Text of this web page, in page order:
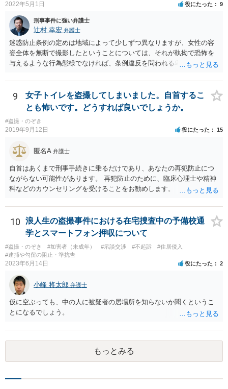
2022年5月1日 役にたった 9
刑事事件に強い弁護士
辻村 幸宏 弁護士
迷惑防止条例の定めは地域によって少しずつ異なりますが、女性の容
姿全体を無断で撮影したということについては、それが執拗で恐怖を
与えるような行為態様でなければ、条例違反を問われる卑猥な言動に
たの行動を不審に思い、車内の防犯カメラ映像が仮に存在するなら、
一応捜査のきっかけにはなると思いますが、現実に立件するかという
と、相当可能性は低いと思われます。警察が動く可能性はかなり低い
ですが、事情聴取までは頭の中では覚悟はしておいた方がよいかと思
います。 ただ、ご自身で大いに反省されているように、女性にとって
知らない男性からカメラを向けられて隠し撮りをされるということは
本当に怖いことですし、陰湿な行動として非難に値する行動です。罪
になるかならないかで変わるものではありません。自分だけが喜べは
よいという考えではなく、相手を尊重する、思いやる気持ちを持つよ
うにすれば、これはしてはいけないな、と事前に判断できるようにな
ると思います。恐れにより意思決定をするとただの我慢になります
が、よりよい行動を選ぶことは自信を高めてくれます。 まだ未成年と
いうことですし、恥ずかしいことを相談する勇気をお持ちの方ですの
で、今後同じようなことは起こさないと思います。 不安を抱えても仕
方ないので、前向きに過ごされることを期待しています。
9
女子トイレを盗撮してしまいました。自首するこ
とも怖いです。どうすれば良いでしょうか。
#盗撮・のぞき
2019年9月12日 役にたった 15
匿名A 弁護士
自首はあくまで刑事手続きに乗るだけであり、あなたの再犯防止につ
ながらない可能性があります。 再犯防止のために、臨床心理士や精神
科などのカウンセリングを受けることをお勧めします。
10
浪人生の盗撮事件における在宅捜査中の予備校通
学とスマートフォン押収について
#盗撮・のぞき #加害者（未成年） #示談交渉 #不起訴
#住居侵入
#逮捕や勾留の阻止・準抗告
2023年6月14日 役にたった 2
小峰 将太郎 弁護士
仮に空ぶっても、中の人に被疑者の居場所を知らないか聞くというこ
とになるでしょう。
もっとみる